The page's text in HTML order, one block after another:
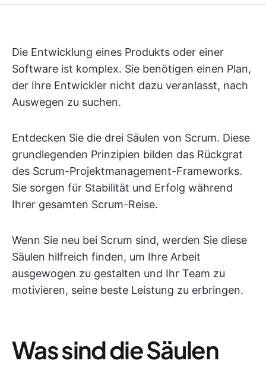
Die Entwicklung eines Produkts oder einer
Software ist komplex. Sie benötigen einen Plan,
der Ihre Entwickler nicht dazu veranlasst, nach
Auswegen zu suchen.
Entdecken Sie die drei Säulen von Scrum. Diese
grundlegenden Prinzipien bilden das Rückgrat
des Scrum-Projektmanagement-Frameworks.
Sie sorgen für Stabilität und Erfolg während
Ihrer gesamten Scrum-Reise.
Wenn Sie neu bei Scrum sind, werden Sie diese
Säulen hilfreich finden, um Ihre Arbeit
ausgewogen zu gestalten und Ihr Team zu
motivieren, seine beste Leistung zu erbringen.
Was sind die Säulen